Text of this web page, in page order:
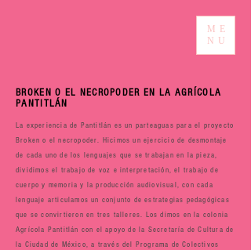
ME
NU
BROKEN O EL NECROPODER EN LA AGRÍCOLA
PANTITLÁN
La experiencia de Pantitlán es un parteaguas para el proyecto
Broken o el necropoder. Hicimos un ejercicio de desmontaje
de cada uno de los lenguajes que se trabajan en la pieza,
dividimos el trabajo de voz e interpretación, el trabajo de
cuerpo y memoria y la producción audiovisual, con cada
lenguaje articulamos un conjunto de estrategias pedagógicas
que se convirtieron en tres talleres. Los dimos en la colonia
Agrícola Pantitlán con el apoyo de la Secretaría de Cultura de
la Ciudad de México, a través del Programa de Colectivos